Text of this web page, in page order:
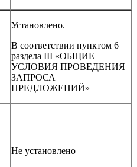
Установлено.
В соответствии пунктом 6
раздела III «ОБЩИЕ
УСЛОВИЯ ПРОВЕДЕНИЯ
ЗАПРОСА
ПРЕДЛОЖЕНИЙ»
Не установлено